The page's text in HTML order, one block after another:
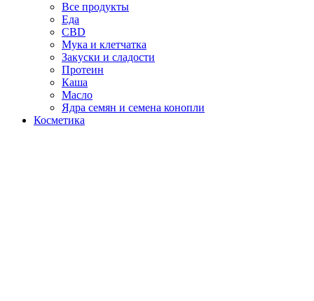
Все продукты
Еда
CBD
Мука и клетчатка
Закуски и сладости
Протеин
Каша
Масло
Ядра семян и семена конопли
Косметика